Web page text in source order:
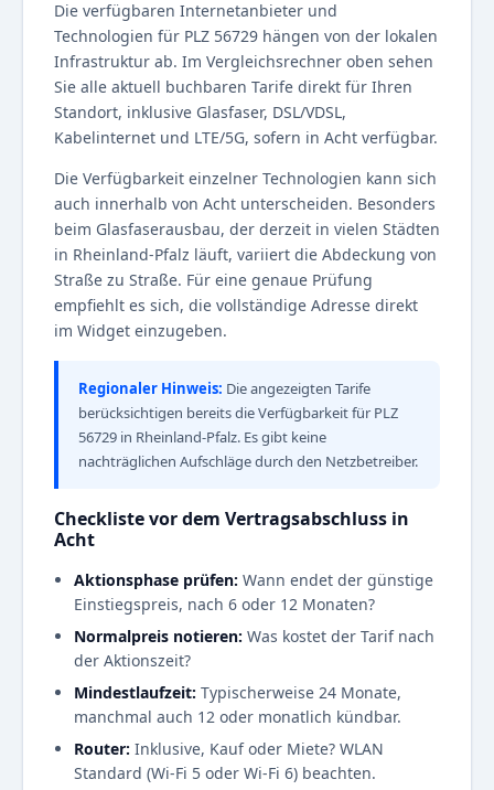
Die verfügbaren Internetanbieter und
Technologien für PLZ 56729 hängen von der lokalen
Infrastruktur ab. Im Vergleichsrechner oben sehen
Sie alle aktuell buchbaren Tarife direkt für Ihren
Standort, inklusive Glasfaser, DSL/VDSL,
Kabelinternet und LTE/5G, sofern in Acht verfügbar.
Die Verfügbarkeit einzelner Technologien kann sich
auch innerhalb von Acht unterscheiden. Besonders
beim Glasfaserausbau, der derzeit in vielen Städten
in Rheinland-Pfalz läuft, variiert die Abdeckung von
Straße zu Straße. Für eine genaue Prüfung
empfiehlt es sich, die vollständige Adresse direkt
im Widget einzugeben.
Regionaler Hinweis: Die angezeigten Tarife
berücksichtigen bereits die Verfügbarkeit für PLZ
56729 in Rheinland-Pfalz. Es gibt keine
nachträglichen Aufschläge durch den Netzbetreiber.
Checkliste vor dem Vertragsabschluss in
Acht
Aktionsphase prüfen: Wann endet der günstige
Einstiegspreis, nach 6 oder 12 Monaten?
Normalpreis notieren: Was kostet der Tarif nach
der Aktionszeit?
Mindestlaufzeit: Typischerweise 24 Monate,
manchmal auch 12 oder monatlich kündbar.
Router: Inklusive, Kauf oder Miete? WLAN
Standard (Wi-Fi 5 oder Wi-Fi 6) beachten.